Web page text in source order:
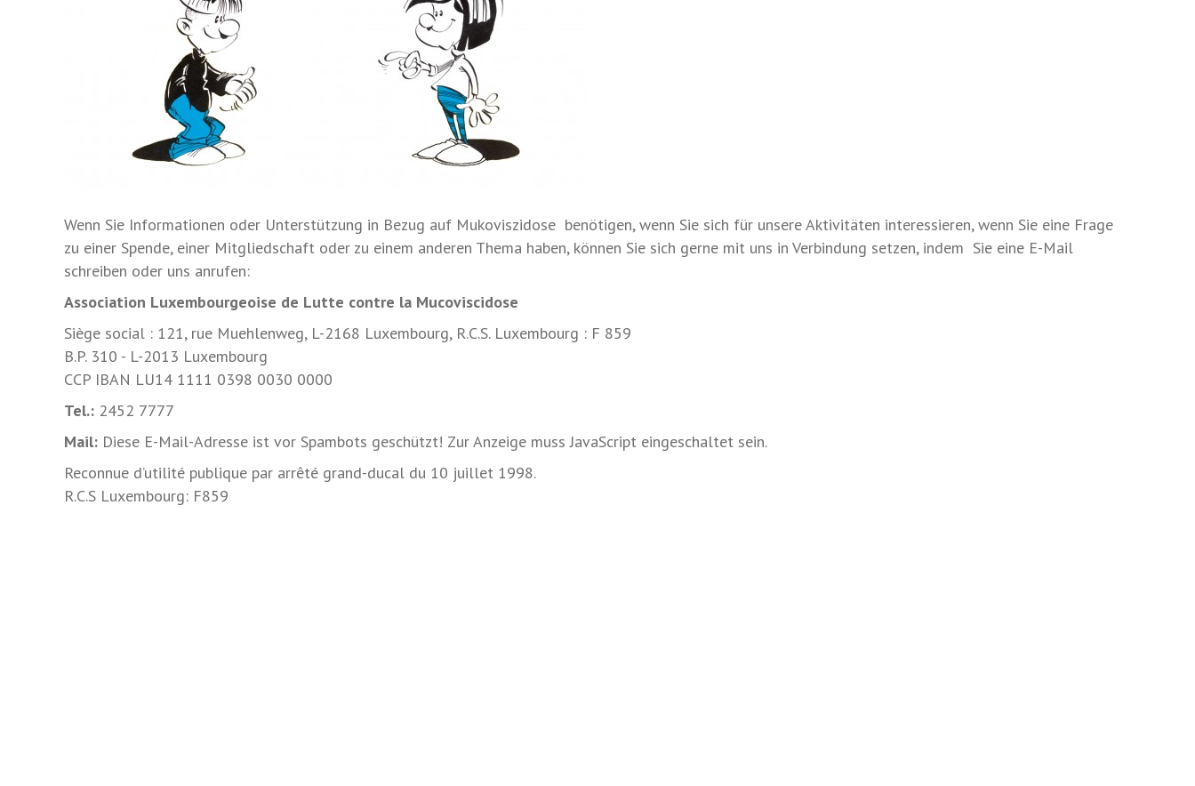
Wenn Sie Informationen oder Unterstützung in Bezug auf Mukoviszidose benötigen, wenn Sie sich für unsere Aktivitäten interessieren, wenn Sie eine Frage
zu einer Spende, einer Mitgliedschaft oder zu einem anderen Thema haben, können Sie sich gerne mit uns in Verbindung setzen, indem Sie eine E-Mail
schreiben oder uns anrufen:
Association Luxembourgeoise de Lutte contre la Mucoviscidose
Siège social : 121, rue Muehlenweg, L-2168 Luxembourg, R.C.S. Luxembourg : F 859
B.P. 310 - L-2013 Luxembourg
CCP IBAN LU14 1111 0398 0030 0000
Tel.: 2452 7777
Mail: Diese E-Mail-Adresse ist vor Spambots geschützt! Zur Anzeige muss JavaScript eingeschaltet sein.
Reconnue d’utilité publique par arrêté grand-ducal du 10 juillet 1998.
R.C.S Luxembourg: F859